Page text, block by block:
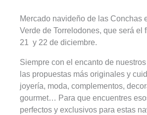
Mercado navideño de las Conchas
Verde de Torrelodones, que será el
21 y 22 de diciembre.
Siempre con el encanto de
las propuestas más originales y
joyería, moda, complementos,
gourmet… Para que encuentres
perfectos y exclusivos para estas